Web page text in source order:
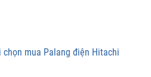
chọn mua Palang điện Hitachi